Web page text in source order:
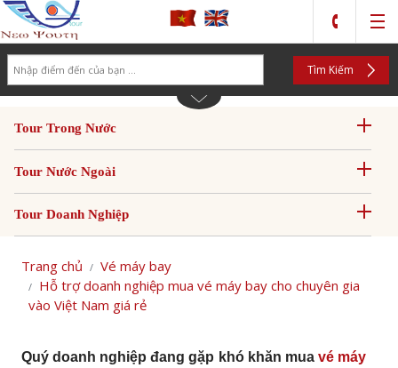
Tìm Kiếm
Tour Trong Nước
Tour Nước Ngoài
Tour Doanh Nghiệp
Trang chủ
Vé máy bay
Hỗ trợ doanh nghiệp mua vé máy bay cho chuyên gia
vào Việt Nam giá rẻ
Quý doanh nghiệp đang gặp khó khăn mua vé máy